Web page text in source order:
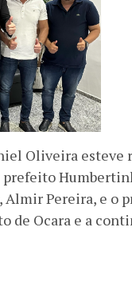
Oliveira
prefeito
Almir Pereira, e o
de Ocara e a